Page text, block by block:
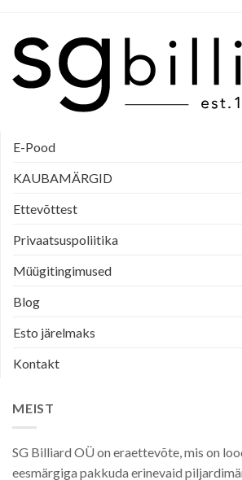
E-Pood
KAUBAMÄRGID
Ettevõttest
Privaatsuspoliitika
Müügitingimused
Blog
Esto järelmaks
Kontakt
MEIST
SG Billiard OÜ on eraettevõte, mis on
eesmärgiga pakkuda erinevaid